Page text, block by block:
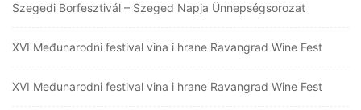
Szegedi Borfesztivál – Szeged Napja Ünnepségsorozat
XVI Međunarodni festival vina i hrane Ravangrad Wine Fest
XVI Međunarodni festival vina i hrane Ravangrad Wine Fest